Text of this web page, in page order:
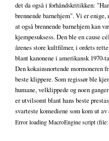
det da også i forhåndskritikken:
brennende barnehjem". Vi er
at også brennende barnehjem kan
kjempesuksess. Den ble en cause
årenes store kultfilmer, i ordets
blant kanonene i amerikansk
Den kokainsnortende mormoneren
beste klippere. Som regissør ble
humane, velklippede og noen
er utvilsomt blant hans beste
svarteste komediene som kom ut
Error loading MacroEngine script